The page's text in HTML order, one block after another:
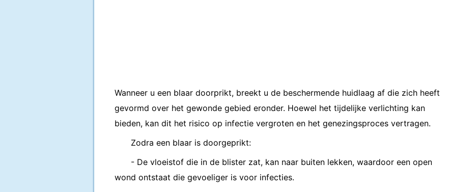
Wanneer u een blaar doorprikt, breekt u de beschermende huidlaag af die zich heeft
gevormd over het gewonde gebied eronder. Hoewel het tijdelijke verlichting kan
bieden, kan dit het risico op infectie vergroten en het genezingsproces vertragen.
Zodra een blaar is doorgeprikt:
- De vloeistof die in de blister zat, kan naar buiten lekken, waardoor een open
wond ontstaat die gevoeliger is voor infecties.